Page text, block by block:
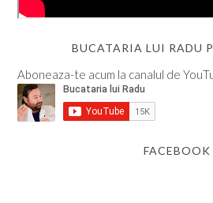
BUCATARIA LUI RADU
Aboneaza-te acum la canalul de
FACEBOOK